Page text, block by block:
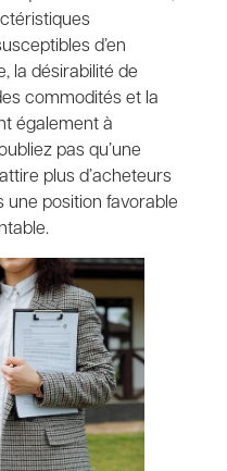
d’en
la désirabilité de
commodités et la
également à
pas qu’une
plus d’acheteurs
une position favorable